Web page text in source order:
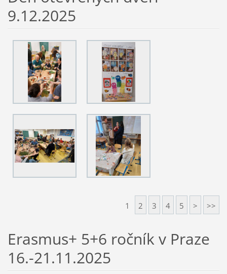
9.12.2025
1 2 3 4 5 > >>
Erasmus+ 5+6 ročník v Praze
16.-21.11.2025